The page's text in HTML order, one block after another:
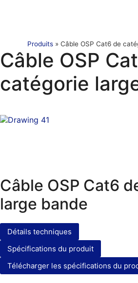
Produits» Câble OSP Cat6 de
Câble OSP
catégorie
Câble OSP Cat6
large bande
Détails techniques
Spécifications du produit
Télécharger les spécifications du